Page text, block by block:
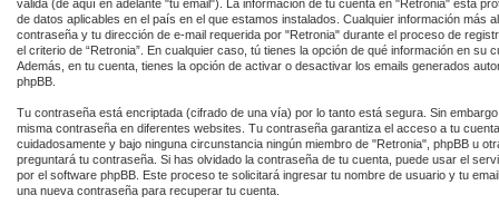
válida (de aquí en adelante "tu email"). La información de tu cuenta en "Retronia" está
de datos aplicables en el país en el que estamos instalados. Cualquier información más
contraseña y tu dirección de e-mail requerida por "Retronia" durante el proceso de
el criterio de “Retronia”. En cualquier caso, tú tienes la opción de qué información en su
Además, en tu cuenta, tienes la opción de activar o desactivar los emails generados
phpBB.
Tu contraseña está encriptada (cifrado de una vía) por lo tanto está segura. Sin
misma contraseña en diferentes websites. Tu contraseña garantiza el acceso a tu
cuidadosamente y bajo ninguna circunstancia ningún miembro de "Retronia", phpBB u
preguntará tu contraseña. Si has olvidado la contraseña de tu cuenta, puede usar el
por el software phpBB. Este proceso te solicitará ingresar tu nombre de usuario y tu
una nueva contraseña para recuperar tu cuenta.